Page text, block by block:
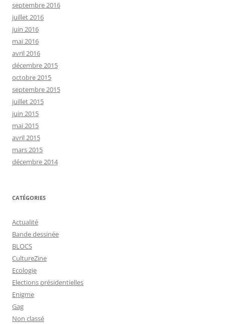
septembre 2016
juillet 2016
juin 2016
mai 2016
avril 2016
décembre 2015
octobre 2015
septembre 2015
juillet 2015
juin 2015
mai 2015
avril 2015
mars 2015
décembre 2014
CATÉGORIES
Actualité
Bande dessinée
BLOCS
CultureZine
Ecologie
Elections présidentielles
Enigme
Gag
Non classé